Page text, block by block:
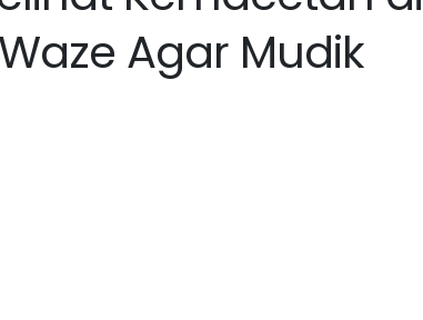
Agar Mudik